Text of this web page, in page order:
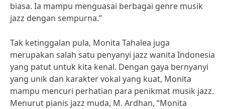
biasa. Ia mampu menguasai berbagai genre musik
jazz dengan sempurna.”
Tak ketinggalan pula, Monita Tahalea juga
merupakan salah satu penyanyi jazz wanita Indonesia
yang patut untuk kita kenal. Dengan gaya bernyanyi
yang unik dan karakter vokal yang kuat, Monita
mampu mencuri perhatian para penikmat musik jazz.
Menurut pianis jazz muda, M. Ardhan, “Monita